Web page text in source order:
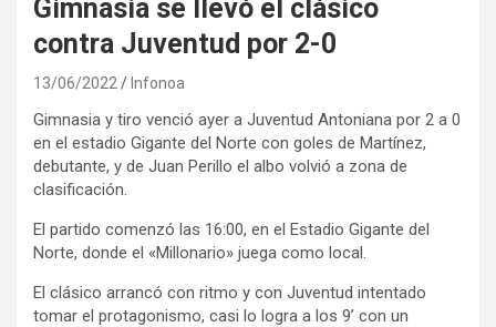
Gimnasia se llevó el clásico
contra Juventud por 2-0
13/06/2022 Infonoa
Gimnasia y tiro venció ayer a Juventud Antoniana por 2 a 0
en el estadio Gigante del Norte con goles de Martínez,
debutante, y de Juan Perillo el albo volvió a zona de
clasificación.
El partido comenzó las 16:00, en el Estadio Gigante del
Norte, donde el «Millonario» juega como local.
El clásico arrancó con ritmo y con Juventud intentado
tomar el protagonismo, casi lo logra a los 9’ con un